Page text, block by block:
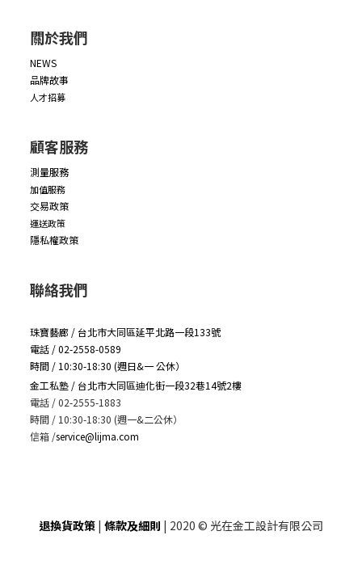
關於我們
NEWS
品牌故事
人才招募
顧客服務
測量服務
加值服務
交易政策
運送政策
隱私權政策
聯絡我們
珠寶藝廊 / 台北市大同區延平北路一段133號
電話 / 02-2558-0589
時間 / 10:30-18:30 (週日&一 公休）
金工私塾 / 台北市大同區迪化街一段32巷14號2樓
電話 / 02-2555-1883
時間 / 10:30-18:30 (週一&二公休）
信箱 /service@lijma.com
退換貨政策 | 條款及細則 | 2020 © 光在金工設計有限公司